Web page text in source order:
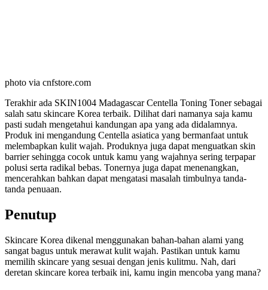
photo via cnfstore.com
Terakhir ada SKIN1004 Madagascar Centella Toning Toner sebagai
salah satu skincare Korea terbaik. Dilihat dari namanya saja kamu
pasti sudah mengetahui kandungan apa yang ada didalamnya.
Produk ini mengandung Centella asiatica yang bermanfaat untuk
melembapkan kulit wajah. Produknya juga dapat menguatkan skin
barrier sehingga cocok untuk kamu yang wajahnya sering terpapar
polusi serta radikal bebas. Tonernya juga dapat menenangkan,
mencerahkan bahkan dapat mengatasi masalah timbulnya tanda-
tanda penuaan.
Penutup
Skincare Korea dikenal menggunakan bahan-bahan alami yang
sangat bagus untuk merawat kulit wajah. Pastikan untuk kamu
memilih skincare yang sesuai dengan jenis kulitmu. Nah, dari
deretan skincare korea terbaik ini, kamu ingin mencoba yang mana?